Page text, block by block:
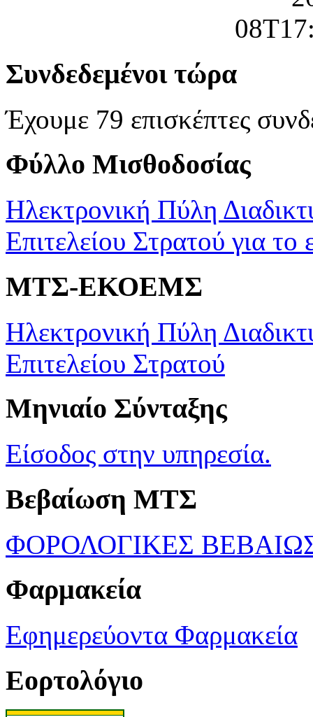
Συνδεδεμένοι τώρα
Έχουμε 79 επισκέπτες
Φύλλο Μισθοδοσίας
Ηλεκτρονική Πύλη
Επιτελείου Στρατού για το
ΜΤΣ-ΕΚΟΕΜΣ
Ηλεκτρονική Πύλη
Επιτελείου Στρατού
Μηνιαίο Σύνταξης
Είσοδος στην υπηρεσία.
Βεβαίωση ΜΤΣ
ΦΟΡΟΛΟΓΙΚΕΣ
Φαρμακεία
Εφημερεύοντα Φαρμακεία
Εορτολόγιο